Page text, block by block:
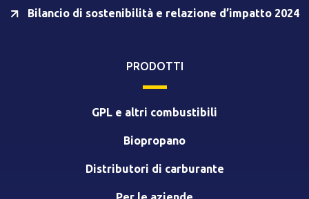
Bilancio di sostenibilità e relazione d’impatto 2024
PRODOTTI
GPL e altri combustibili
Biopropano
Distributori di carburante